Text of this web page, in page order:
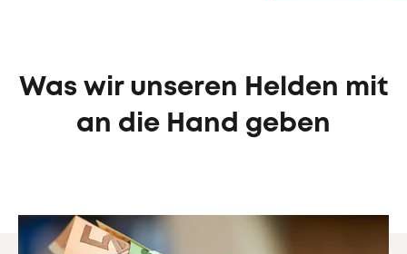
Was wir unseren Helden mit
an die Hand geben